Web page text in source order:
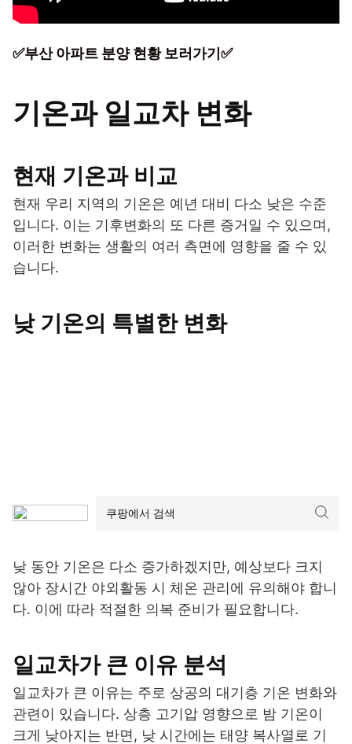
✅부산 아파트 분양 현황 보러가기✅
기온과 일교차 변화
현재 기온과 비교
현재 우리 지역의 기온은 예년 대비 다소 낮은 수준
입니다. 이는 기후변화의 또 다른 증거일 수 있으며,
이러한 변화는 생활의 여러 측면에 영향을 줄 수 있
습니다.
낮 기온의 특별한 변화
낮 동안 기온은 다소 증가하겠지만, 예상보다 크지
않아 장시간 야외활동 시 체온 관리에 유의해야 합니
다. 이에 따라 적절한 의복 준비가 필요합니다.
일교차가 큰 이유 분석
일교차가 큰 이유는 주로 상공의 대기층 기온 변화와
관련이 있습니다. 상층 고기압 영향으로 밤 기온이
크게 낮아지는 반면, 낮 시간에는 태양 복사열로 기